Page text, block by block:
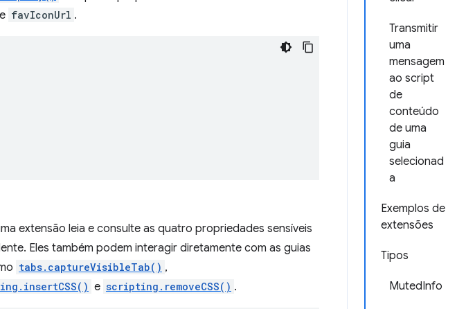
Transmitir
uma
mensagem
ao script
de
conteúdo
de uma
guia
selecionad
a
Exemplos de
extensões
Tipos
MutedInfo
e favIconUrl .
extensão leia e consulte as quatro propriedades sensíveis
Eles também podem interagir diretamente com as guias
tabs.captureVisibleTab() ,
e scripting.removeCSS() .